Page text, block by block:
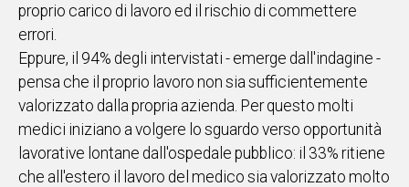
proprio carico di lavoro ed il rischio di commettere
errori.
Eppure, il 94% degli intervistati - emerge dall'indagine -
pensa che il proprio lavoro non sia sufficientemente
valorizzato dalla propria azienda. Per questo molti
medici iniziano a volgere lo sguardo verso opportunità
lavorative lontane dall'ospedale pubblico: il 33% ritiene
che all'estero il lavoro del medico sia valorizzato molto